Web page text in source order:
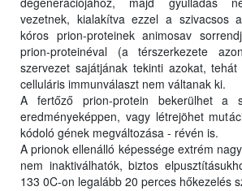
vezetnek, kialakítva ezzel a szivacsos
kóros prion-proteinek animosav
prion-proteinéval (a térszerkezete
szervezet sajátjának tekinti azokat,
celluláris immunválaszt nem váltanak ki.
A fertőző prion-protein bekerülhet a
eredményeképpen, vagy létrejöhet
kódoló gének megváltozása - révén is.
A prionok ellenálló képessége extrém
nem inaktiválhatók, biztos
133 0C-on legalább 20 perces hőkezelés